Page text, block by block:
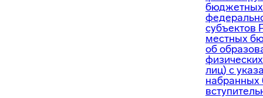
бюджетных
субъектов
местных
об
лиц) с
набранных